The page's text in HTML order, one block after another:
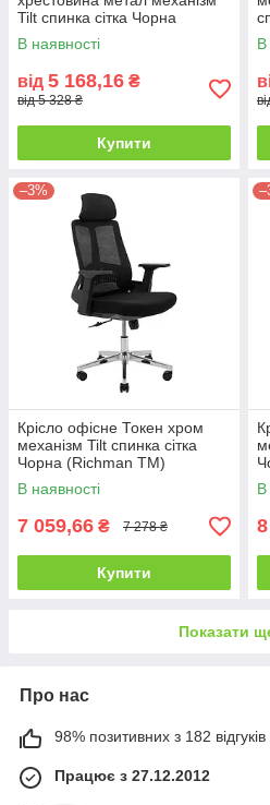
Tilt спинка сітка Чорна
(Richman ТМ)
В наявності
від 5 168,16 ₴
від 5 328 ₴
Купити
В
–3%
Крісло офісне Токен хром
механізм Tilt спинка сітка
Чорна (Richman ТМ)
В наявності
7 059,66 ₴ 7 278 ₴
Купити
В
Показати
Про нас
98% позитивних з 182 відгуків
Працює з 27.12.2012